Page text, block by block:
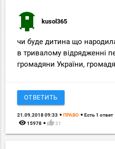
kusol365
чи буде дитина що
в тривалому відрядженні
громадяни України,
ОТВЕТИТЬ
21.09.2018 09:33 ПРАВО Есть 1 ответ
remove_red_eye 15978 thumb_up 21